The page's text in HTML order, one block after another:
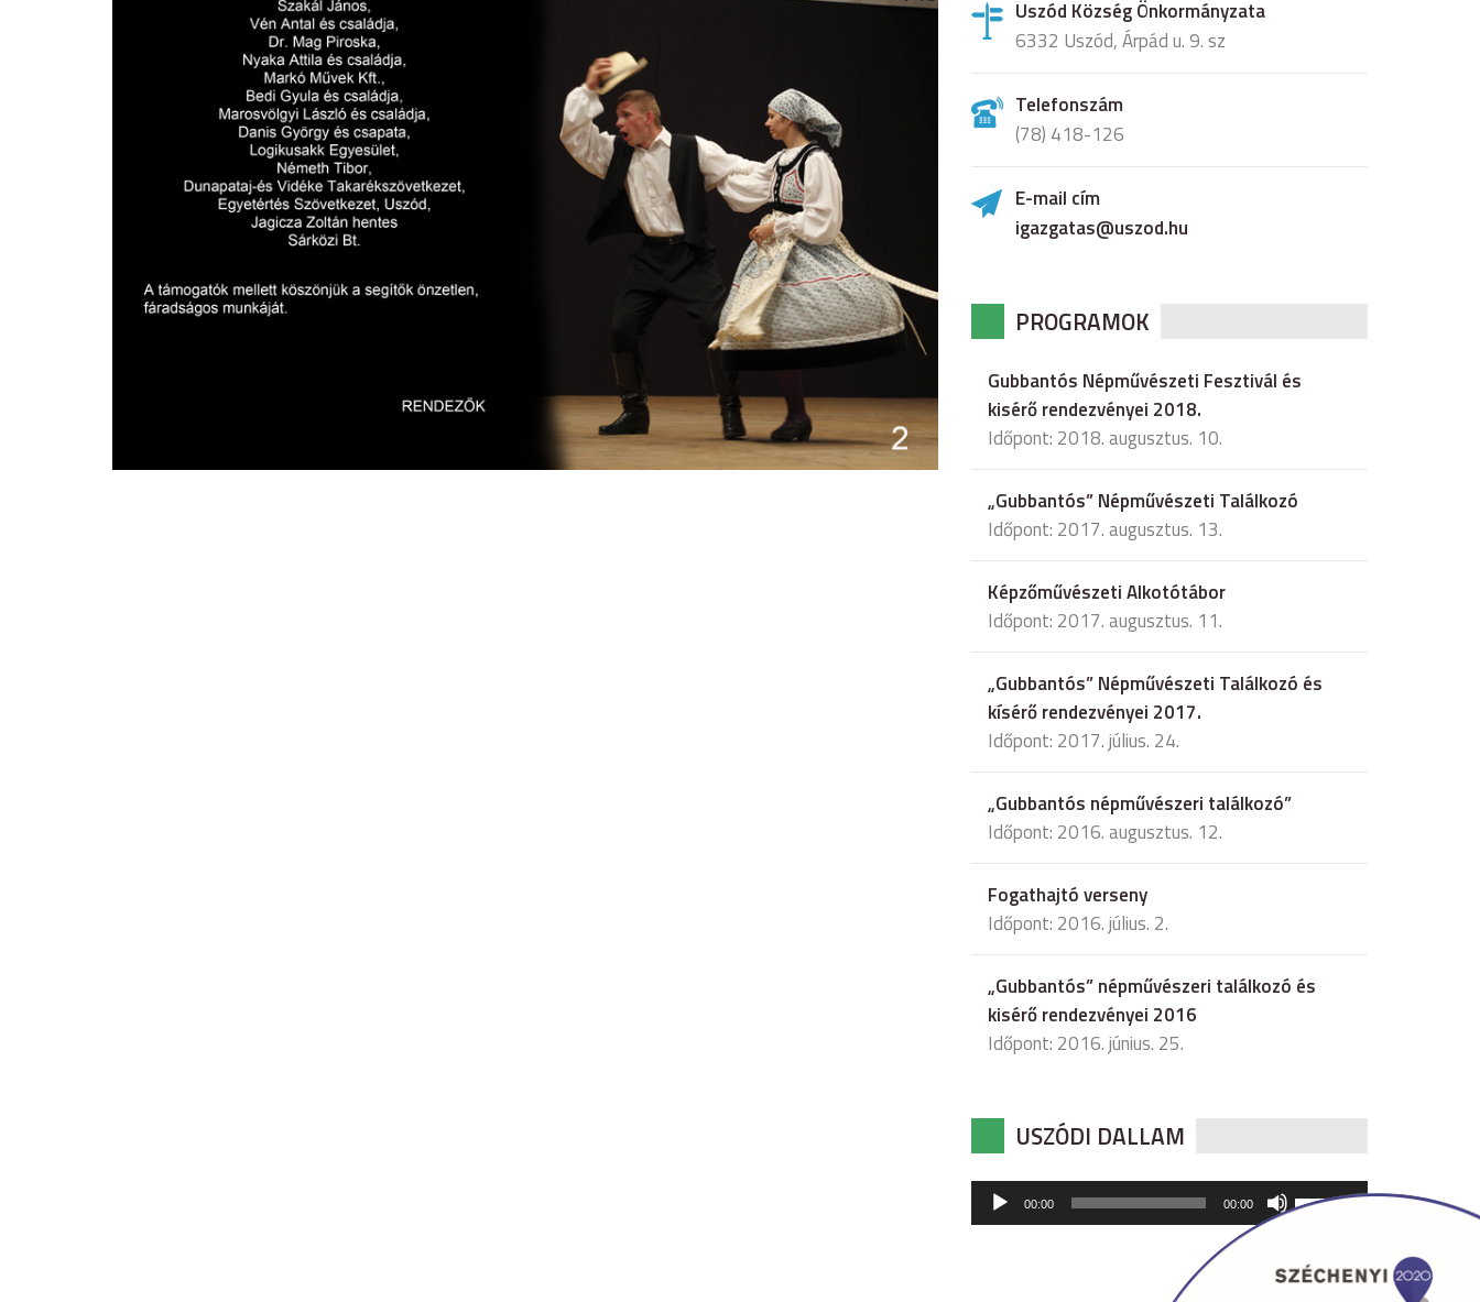
Uszód Község Önkormányzata
6332 Uszód, Árpád u. 9. sz
Telefonszám
(78) 418-126
E-mail cím
igazgatas@uszod.hu
PROGRAMOK
Gubbantós Népművészeti Fesztivál és
kisérő rendezvényei 2018.
Időpont: 2018. augusztus. 10.
„Gubbantós” Népművészeti Találkozó
Időpont: 2017. augusztus. 13.
Képzőművészeti Alkotótábor
Időpont: 2017. augusztus. 11.
„Gubbantós” Népművészeti Találkozó és
kísérő rendezvényei 2017.
Időpont: 2017. július. 24.
„Gubbantós népművészeri találkozó”
Időpont: 2016. augusztus. 12.
Fogathajtó verseny
Időpont: 2016. július. 2.
„Gubbantós” népművészeri találkozó és
kisérő rendezvényei 2016
Időpont: 2016. június. 25.
USZÓDI DALLAM
Audió
lejátszó
00:00 00:00
hangerő
csökkentéséhez